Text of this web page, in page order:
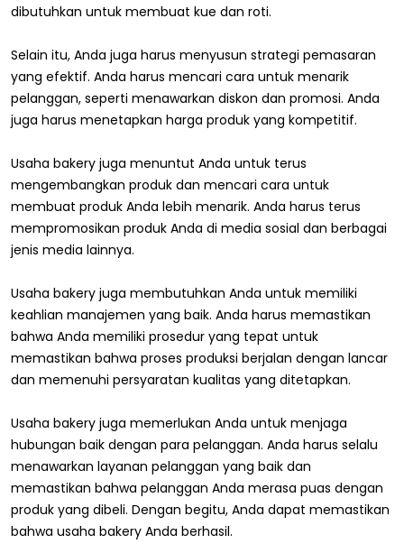
dibutuhkan untuk membuat kue dan roti.
Selain itu, Anda juga harus menyusun strategi pemasaran
yang efektif. Anda harus mencari cara untuk menarik
pelanggan, seperti menawarkan diskon dan promosi. Anda
juga harus menetapkan harga produk yang kompetitif.
Usaha bakery juga menuntut Anda untuk terus
mengembangkan produk dan mencari cara untuk
membuat produk Anda lebih menarik. Anda harus terus
mempromosikan produk Anda di media sosial dan berbagai
jenis media lainnya.
Usaha bakery juga membutuhkan Anda untuk memiliki
keahlian manajemen yang baik. Anda harus memastikan
bahwa Anda memiliki prosedur yang tepat untuk
memastikan bahwa proses produksi berjalan dengan lancar
dan memenuhi persyaratan kualitas yang ditetapkan.
Usaha bakery juga memerlukan Anda untuk menjaga
hubungan baik dengan para pelanggan. Anda harus selalu
menawarkan layanan pelanggan yang baik dan
memastikan bahwa pelanggan Anda merasa puas dengan
produk yang dibeli. Dengan begitu, Anda dapat memastikan
bahwa usaha bakery Anda berhasil.